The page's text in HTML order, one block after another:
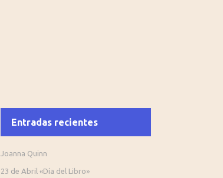
Entradas recientes
Joanna Quinn
23 de Abril «Día del Libro»